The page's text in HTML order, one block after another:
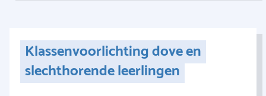
Klassenvoorlichting dove en
slechthorende leerlingen